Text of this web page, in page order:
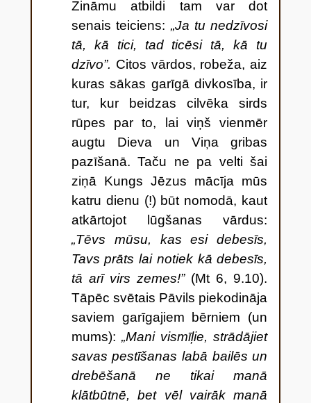
Zināmu atbildi tam var dot
senais teiciens: „Ja tu nedzīvosi
tā, kā tici, tad ticēsi tā, kā tu
dzīvo”. Citos vārdos, robeža, aiz
kuras sākas garīgā divkosība, ir
tur, kur beidzas cilvēka sirds
rūpes par to, lai viņš vienmēr
augtu Dieva un Viņa gribas
pazīšanā. Taču ne pa velti šai
ziņā Kungs Jēzus mācīja mūs
katru dienu (!) būt nomodā, kaut
atkārtojot lūgšanas vārdus:
„Tēvs mūsu, kas esi debesīs,
Tavs prāts lai notiek kā debesīs,
tā arī virs zemes!” (Mt 6, 9.10).
Tāpēc svētais Pāvils piekodināja
saviem garīgajiem bērniem (un
mums): „Mani vismīļie, strādājiet
savas pestīšanas labā bailēs un
drebēšanā ne tikai manā
klātbūtnē, bet vēl vairāk manā